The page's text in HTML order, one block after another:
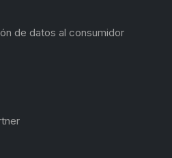
de datos al consumidor